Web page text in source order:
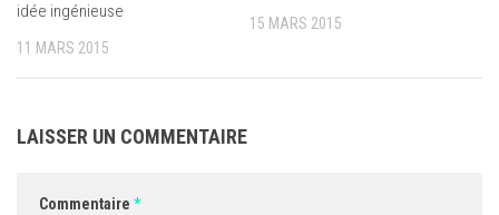
idée ingénieuse
11 MARS 2015
15 MARS 2015
LAISSER UN COMMENTAIRE
Commentaire *